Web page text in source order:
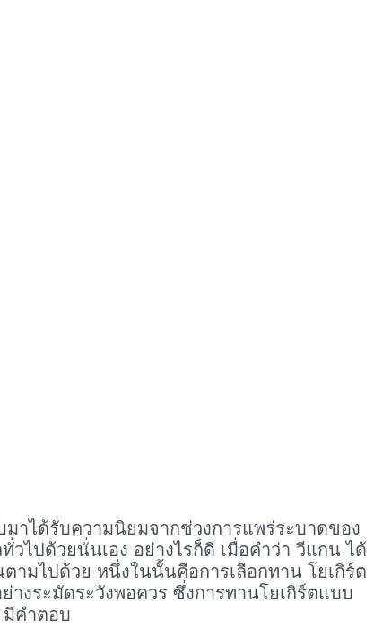
มาได้รับความนิยมจากช่วงการแพร่ระบาดของ
ปด้วยนั่นเอง อย่างไรก็ดี เมื่อคำว่า วีแกน ได้
ามไปด้วย หนึ่งในนั้นคือการเลือกทาน โยเกิร์ต
างระมัดระวังพอควร ซึ่งการทานโยเกิร์ตแบบ
มีคำตอบ